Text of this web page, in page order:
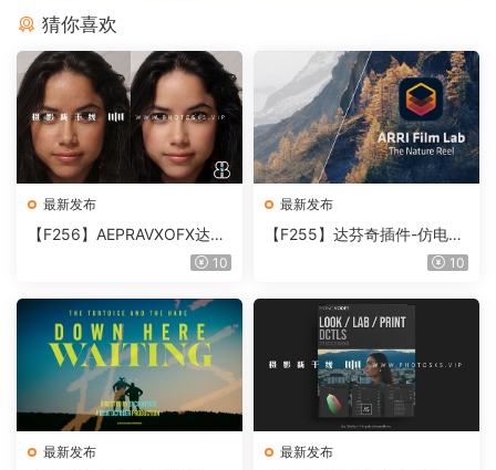
猜你喜欢
最新发布
【F256】AEPRAVXOFX达芬
奇视频人像磨皮润肤美颜插件
10
最新发布
【F255】达芬奇插件-仿电影
胶片视频调色插件 ARRI Film
10
最新发布 最新发布